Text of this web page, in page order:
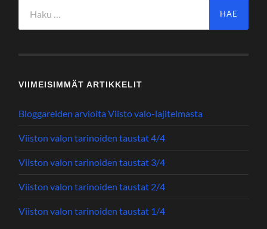
VIIMEISIMMÄT ARTIKKELIT
Bloggareiden arvioita Viisto valo-lajitelmasta
Viiston valon tarinoiden taustat 4/4
Viiston valon tarinoiden taustat 3/4
Viiston valon tarinoiden taustat 2/4
Viiston valon tarinoiden taustat 1/4